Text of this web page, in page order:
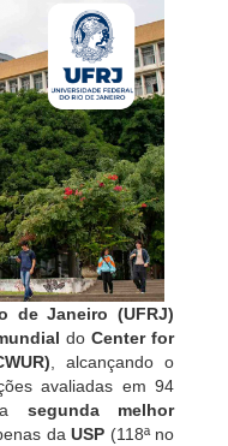
de Janeiro (UFRJ)
do Center for
, alcançando o
avaliadas em 94
segunda melhor
da USP (118ª no